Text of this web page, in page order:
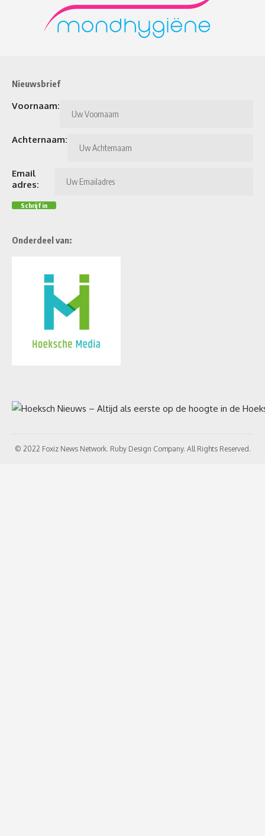
Nieuwsbrief
Voornaam:
Achternaam:
Email
adres:
Onderdeel van:
© 2022 Foxiz News Network. Ruby Design Company. All Rights Reserved.